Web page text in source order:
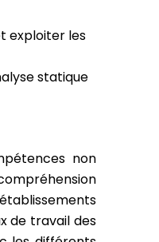
exploiter les
statique
non
de travail des